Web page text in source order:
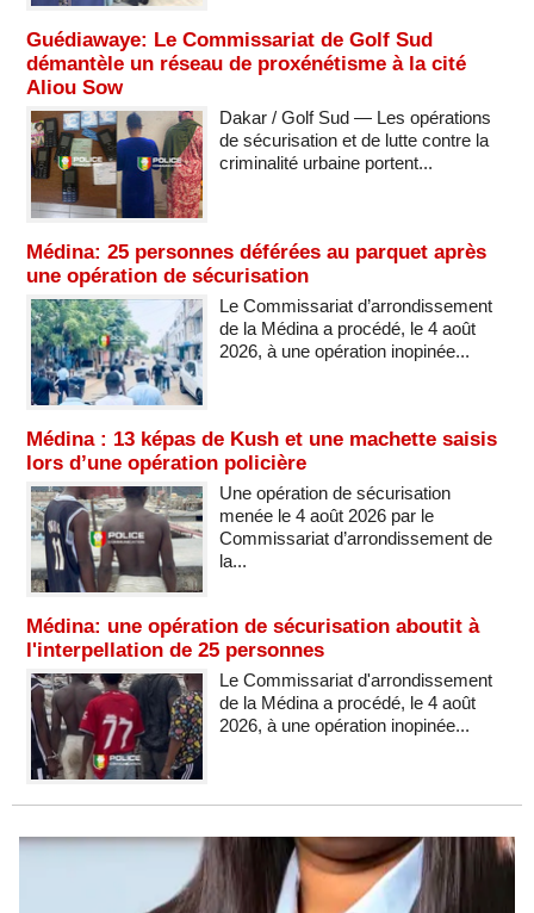
Guédiawaye: Le Commissariat de Golf Sud
démantèle un réseau de proxénétisme à la cité
Aliou Sow
Dakar / Golf Sud — Les opérations
de sécurisation et de lutte contre la
criminalité urbaine portent...
Médina: 25 personnes déférées au parquet après
une opération de sécurisation
Le Commissariat d’arrondissement
de la Médina a procédé, le 4 août
2026, à une opération inopinée...
Médina : 13 képas de Kush et une machette saisis
lors d’une opération policière
Une opération de sécurisation
menée le 4 août 2026 par le
Commissariat d’arrondissement de
la...
Médina: une opération de sécurisation aboutit à
l'interpellation de 25 personnes
Le Commissariat d'arrondissement
de la Médina a procédé, le 4 août
2026, à une opération inopinée...